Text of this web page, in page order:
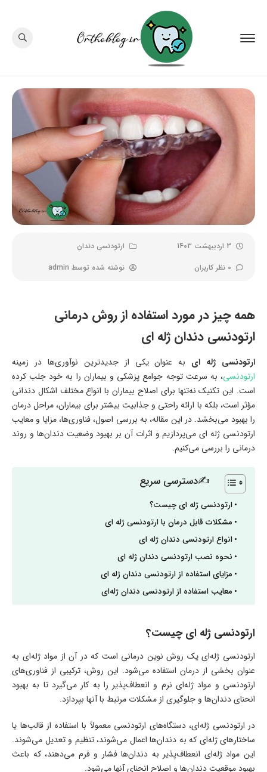
3 اردیبهشت 1403
ارتودنسی دندان
0 نظر کاربران
نوشته شده توسط admin
همه چیز در مورد استفاده از روش درمانی
ارتودنسی دندان ژله ای
ارتودنسی ژله ای به عنوان یکی از جدیدترین نوآوری‌ها در زمینه
ارتودنسی، به سرعت توجه جوامع پزشکی و بیماران را به خود جلب کرده
است. این تکنیک نه‌تنها برای اصلاح بیماران با انواع مختلف اشکال دندانی
مؤثر است، بلکه با ارائه راحتی و جذابیت بیشتر برای بیماران، مراحل درمان
را بهبود می‌بخشد. در این مقاله، به بررسی اصول، فناوری‌ها، مزایا و معایب
ارتودنسی ژله ای می‌پردازیم و اثرات آن بر بهبود وضعیت دندان‌ها و روند
درمانی را بررسی می‌کنیم.
✍دسترسی سریع
ارتودنسی ژله ای چیست؟
مشکلات قابل درمان با ارتودنسی ژله‌ ای
انواع ارتودنسی دندان ژله ای
نحوه نصب ارتودنسی دندان ژله ای
مزایای استفاده از ارتودنسی دندان ژله ای
معایب استفاده از ارتودنسی دندان ژله‌ای
ارتودنسی ژله ای چیست؟
ارتودنسی ژله‌ای یک روش نوین درمانی است که در آن از مواد ژله‌ای به
عنوان بخشی از درمان استفاده می‌شود. این روش، ترکیبی از فناوری‌های
ارتودنسی و مواد ژله‌ای نرم و انعطاف‌پذیر را به کار می‌گیرد تا به بهبود
انحنای دندان‌ها و جلوگیری از مشکلات مرتبط با آنها بپردازد.
در ارتودنسی ژله‌ای، دستگاه‌های ارتودنسی معمولاً با استفاده از قالب‌ها یا
ساختارهای ژله‌ای که به دندان‌ها اعمال می‌شوند، تنظیم و تعدیل می‌شوند.
این مواد ژله‌ای انعطاف‌پذیر به دندان‌ها فشار و فرم می‌دهند، که باعث
بهبود موقعیت دندان‌ها و اصلاح انحنای آنها می‌شود.